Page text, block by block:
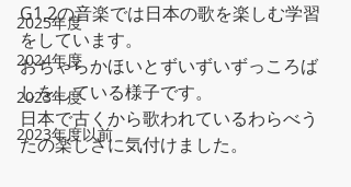
2025年度
2024年度
2023年度
2023年度以前
G1,2の音楽では日本の歌を楽しむ学習
をしています。
おちゃらかほいとずいずいずっころば
しをしている様子です。
日本で古くから歌われているわらべう
たの楽しさに気付けました。